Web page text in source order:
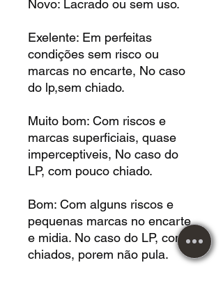
Novo: Lacrado ou sem uso.
Exelente: Em perfeitas
condições sem risco ou
marcas no encarte, No caso
do lp,sem chiado.
Muito bom: Com riscos e
marcas superficiais, quase
imperceptiveis, No caso do
LP, com pouco chiado.
Bom: Com alguns riscos e
pequenas marcas no encarte
e midia. No caso do LP, com
chiados, porem não pula.